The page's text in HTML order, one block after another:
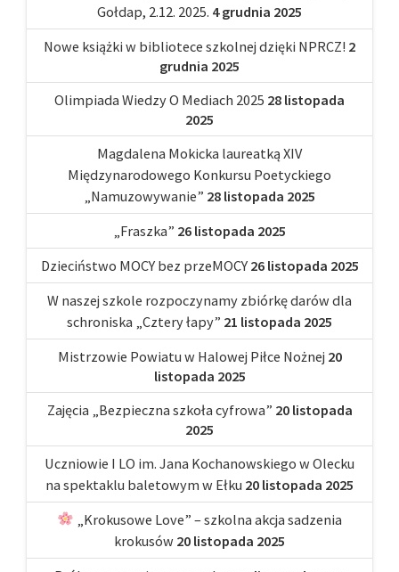
Gołdap, 2.12. 2025. 4 grudnia 2025
Nowe książki w bibliotece szkolnej dzięki NPRCZ! 2
grudnia 2025
Olimpiada Wiedzy O Mediach 2025 28 listopada
2025
Magdalena Mokicka laureatką XIV
Międzynarodowego Konkursu Poetyckiego
„Namuzowywanie” 28 listopada 2025
„Fraszka” 26 listopada 2025
Dzieciństwo MOCY bez przeMOCY 26 listopada 2025
W naszej szkole rozpoczynamy zbiórkę darów dla
schroniska „Cztery łapy” 21 listopada 2025
Mistrzowie Powiatu w Halowej Piłce Nożnej 20
listopada 2025
Zajęcia „Bezpieczna szkoła cyfrowa” 20 listopada
2025
Uczniowie I LO im. Jana Kochanowskiego w Olecku
na spektaklu baletowym w Ełku 20 listopada 2025
„Krokusowe Love” – szkolna akcja sadzenia
krokusów 20 listopada 2025